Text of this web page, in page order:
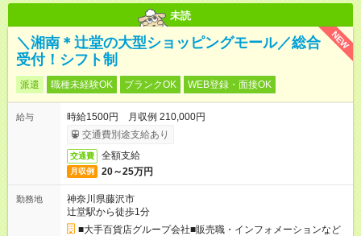
未読
NEW
＼湘南＊辻堂の大型ショッピングモール／総合
受付！シフト制
派遣 職種未経験OK ブランクOK WEB登録・面接OK
給与
時給1500円 月収例 210,000円
交通費別途支給あり
交通費 全額支給
月収例 20～25万円
勤務地
神奈川県藤沢市
辻堂駅から徒歩1分
■大手百貨店グループ会社■販売職・インフォメーションなど